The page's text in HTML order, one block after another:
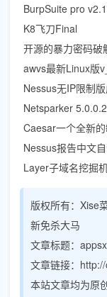
BurpSuite pro
K8飞刀Final
开源的暴力密码破
awvs最新Linux版
Nessus无IP限制
Netsparker
Caesar一个全新
Nessus报告中文
Layer子域名挖掘
版权所有： Xise
新免杀大马
文章标题： appsx
文章链接：
本站文章均为原